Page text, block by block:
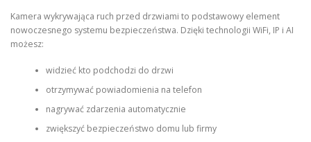
Kamera wykrywająca ruch przed drzwiami to podstawowy element
nowoczesnego systemu bezpieczeństwa. Dzięki technologii WiFi, IP i AI
możesz:
widzieć kto podchodzi do drzwi
otrzymywać powiadomienia na telefon
nagrywać zdarzenia automatycznie
zwiększyć bezpieczeństwo domu lub firmy